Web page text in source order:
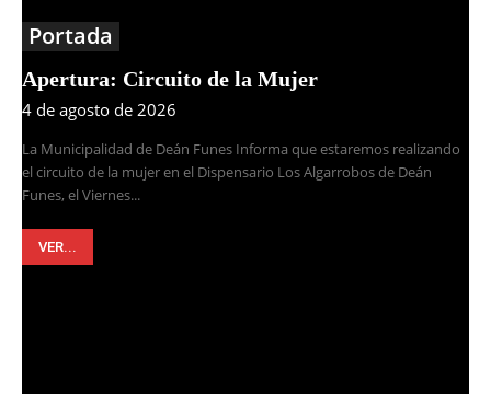
Portada
Apertura: Circuito de la Mujer
4 de agosto de 2026
La Municipalidad de Deán Funes Informa que estaremos realizando
el circuito de la mujer en el Dispensario Los Algarrobos de Deán
Funes, el Viernes...
VER...